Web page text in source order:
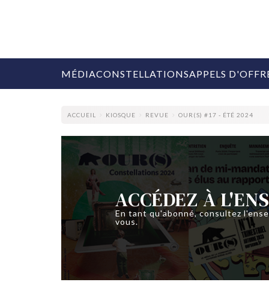
MÉDIA
COLLECTIVITÉS
MARQUES
AGENCES
RETAIL
MÉDIAS
MANAGEMENT
ÉVÉNEMENTIELS
SERVICES
CONSTELLATIONSAPPELS
ACCUEIL KIOSQUE REVUE OUR(S) #17 - ÉTÉ 2024
ACCÉDEZ À
En tant qu'abonné, consultez
vous.